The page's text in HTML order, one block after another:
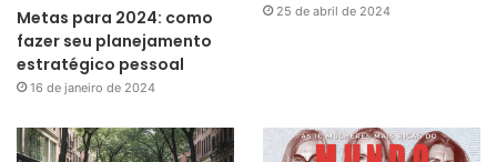
Metas para 2024: como
fazer seu planejamento
estratégico pessoal
16 de janeiro de 2024
25 de abril de 2024